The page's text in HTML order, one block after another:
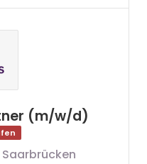
(m/w/d)
Saarbrücken